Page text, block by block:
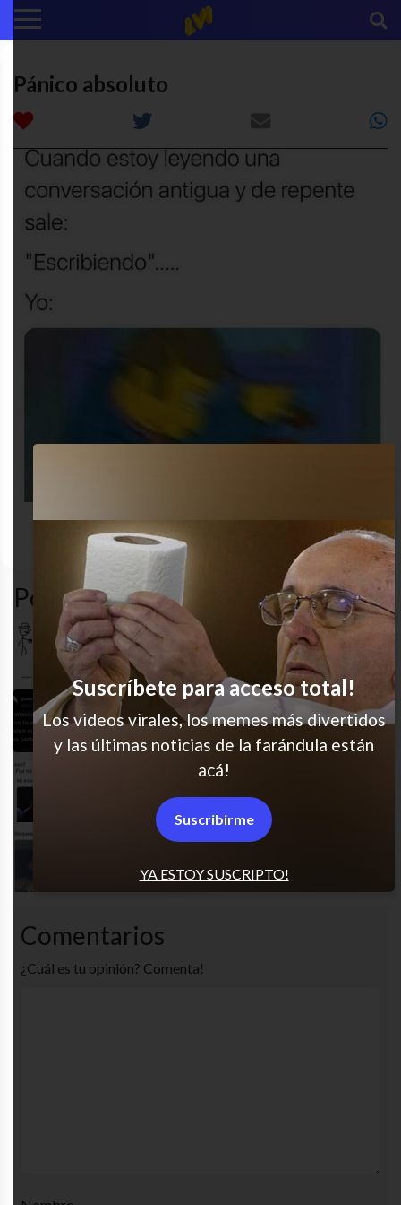
Pánico absoluto
desastre humor sad
Popular en LVI
Más que suficiente
Soy mejor con excel que con la vida
Comentarios
¿Cuál es tu opinión? Comenta!
YA ESTOY SUSCRIPTO!
Suscríbete para acceso total!
Los videos virales, los memes más divertidos
y las últimas noticias de la farándula están
acá!
Suscribirme